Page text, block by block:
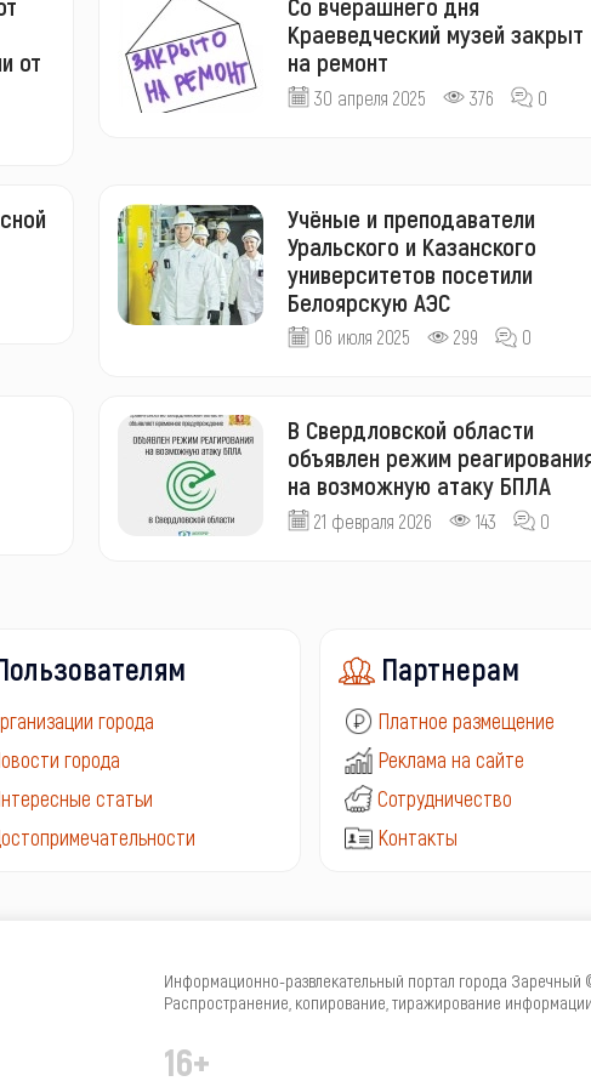
от
Краеведческий музей закрыт
на ремонт
30 апреля 2025 376 0
Учёные и преподаватели
Уральского и Казанского
университетов посетили
Белоярскую АЭС
06 июля 2025 299 0
В Свердловской области
объявлен режим
на возможную атаку БПЛА
21 февраля 2026 143 0
города
города
статьи
Партнерам
Платное размещение
Реклама на сайте
Сотрудничество
Контакты
Информационно-развлекательный портал города
Распространение, копирование, тиражирование
16+